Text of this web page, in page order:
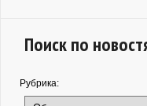
Поиск по
Рубрика: